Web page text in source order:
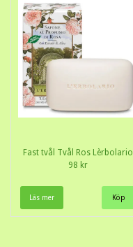
Fast tvål Tvål Ros Lèrbolario
98 kr
Läs mer